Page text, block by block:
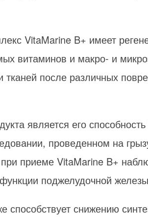
VitaMarine B+ имеет
витаминов и макро- и
тканей после различных
является его
проведенном на
приеме VitaMarine B+
поджелудочной
способствует снижению